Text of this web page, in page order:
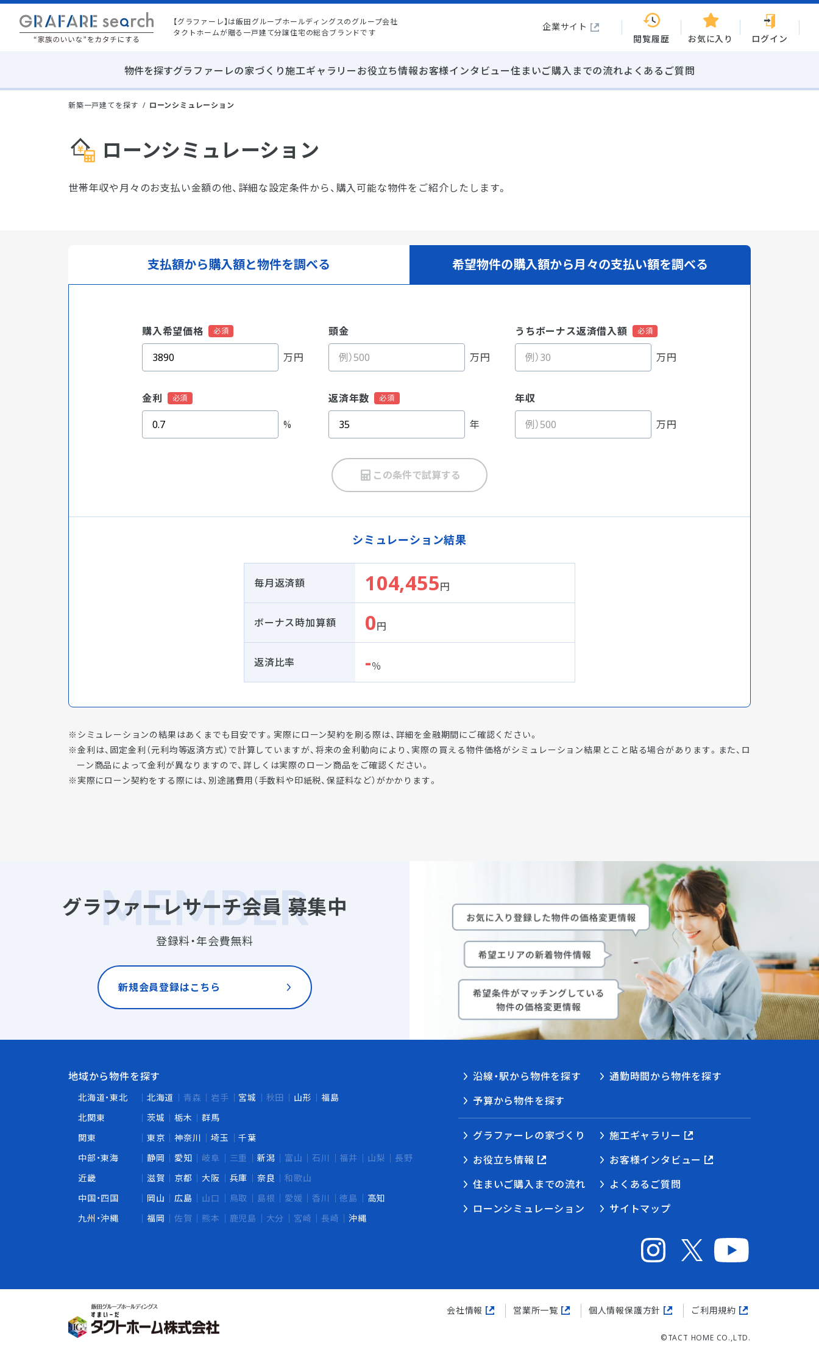
【グラファーレ】は飯田グループホールディングスのグループ会社
タクトホームが贈る一戸建て分譲住宅の総合ブランドです
企業サイト
閲覧履歴
お気に入り ログイン
物件を探すグラファーレの家づくり施工ギャラリーお役立ち情報お客様インタビュー住まいご購入までの流れよくあるご質問
新築一戸建てを探す ローンシミュレーション
ローンシミュレーション
世帯年収や月々のお支払い金額の他、詳細な設定条件から、購入可能な物件をご紹介したします。
支払額から購入額と物件を調べる 希望物件の購入額から月々の支払い額を調べる
購入希望価格
万円
頭金
万円
うちボーナス返済借入額
万円
金利
%
返済年数
年
年収
万円
この条件で試算する
シミュレーション結果
毎月返済額 104,455円
ボーナス時加算額 0円
返済比率 -％
シミュレーションの結果はあくまでも目安です。実際にローン契約を刷る際は、詳細を金融期間にご確認ください。
金利は、固定金利（元利均等返済方式）で計算していますが、将来の金利動向により、実際の買える物件価格がシミュレーション結果とこと貼る場合があります。また、ロ
ーン商品によって金利が異なりますので、詳しくは実際のローン商品をご確認ください。
実際にローン契約をする際には、別途諸費用（手数料や印紙税、保証料など）がかかります。
グラファーレサーチ会員 募集中
登録料・年会費無料
新規会員登録はこちら
地域から物件を探す
北海道・東北 北海道 青森 岩手 宮城 秋田 山形
福島
北関東
茨城 栃木
群馬
関東
東京 神奈川 埼玉
千葉
中部・東海
静岡 愛知 岐阜 三重 新潟 富山 石川 福井 山梨
長野
近畿
滋賀 京都 大阪 兵庫 奈良
和歌山
中国・四国
岡山 広島 山口 鳥取 島根 愛媛 香川 徳島
高知
九州・沖縄
福岡 佐賀 熊本 鹿児島 大分 宮崎 長崎 沖縄
沿線・駅から物件を探す
通勤時間から物件を探す
予算から物件を探す
グラファーレの家づくり
施工ギャラリー
お役立ち情報
お客様インタビュー
住まいご購入までの流れ
よくあるご質問
ローンシミュレーション
サイトマップ
会社情報 営業所一覧 個人情報保護方針 ご利用規約
©TACT HOME CO.,LTD.